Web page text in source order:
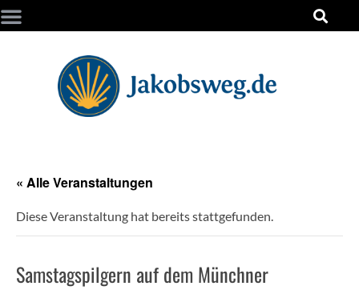
« Alle Veranstaltungen
Diese Veranstaltung hat bereits stattgefunden.
Samstagspilgern auf dem Münchner